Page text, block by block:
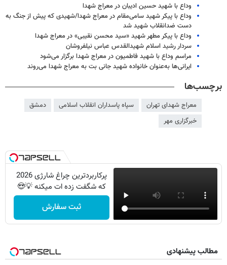
وداع با شهید حسین ادیبان در معراج شهدا
وداع با پیکر شهید سامی‌مقام در معراج شهدا/شهیدی که پیش از جنگ به
دست ضدانقلاب شهید شد
وداع با پیکر مطهر شهید «سید محسن نقیبی» در معراج‌ شهدا
سردار رشید اسلام شهیدالقدس عباس نیلفروشان
مراسم وداع با شهید فاطمیون در معراج شهدا برگزار می‌شود
ایرانی‌ها به‌عنوان خانواده شهید جانی‌ بت به معراج شهدا می‌روند
برچسب‌ها
معراج شهدای تهران سپاه پاسداران انقلاب اسلامی
دمشق
خبرگزاری مهر
پرکاربردترین چراغ شارژی 2026
که شگفت زده ات میکنه 💡😍
ثبت سفارش
مطالب پیشنهادی